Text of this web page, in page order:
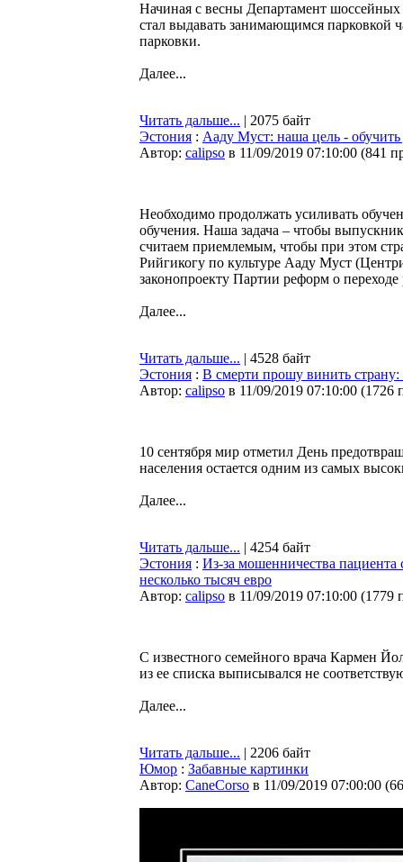
Начиная с весны Департамент шоссейных
стал выдавать занимающимся
парковки.
Далее...
Читать дальше... | 2075 байт
Эстония : Ааду Муст: наша цель - обучить
Автор: calipso в 11/09/2019 07:10:00 (841
Необходимо продолжать усиливать
обучения. Наша задача – чтобы
считаем приемлемым, чтобы при этом
Рийгикогу по культуре Ааду Муст
законопроекту Партии реформ о
Далее...
Читать дальше... | 4528 байт
Эстония : В смерти прошу винить страну:
Автор: calipso в 11/09/2019 07:10:00 (1726
10 сентября мир отметил День
населения остается одним из самых
Далее...
Читать дальше... | 4254 байт
Эстония : Из-за мошенничества пациента
несколько тысяч евро
Автор: calipso в 11/09/2019 07:10:00 (1779
С известного семейного врача Кармен
из ее списка выписывался не
Далее...
Читать дальше... | 2206 байт
Юмор : Забавные картинки
Автор: CaneCorso в 11/09/2019 07:00:00 (